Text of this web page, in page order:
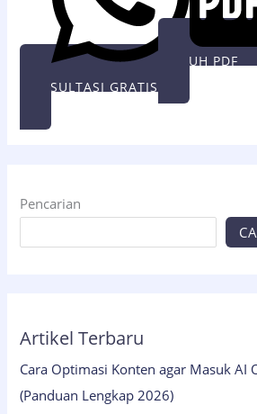
KONSULTASI GRATIS
UNDUH PDF
Pencarian
Artikel Terbaru
Cara Optimasi Konten agar Masuk AI
(Panduan Lengkap 2026)